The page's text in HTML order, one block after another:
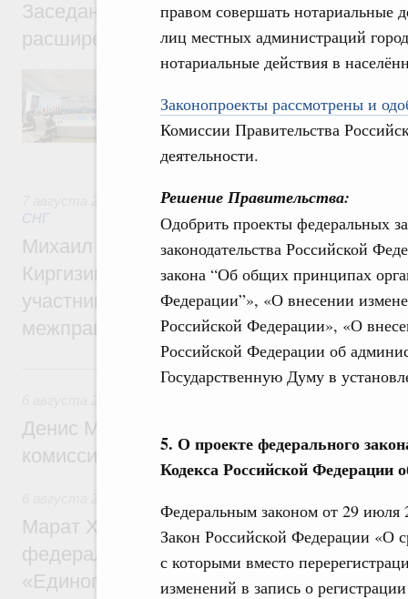
правом совершать нотариальные
лиц местных администраций
нотариальные действия в
Законопроекты рассмотрены и
Комиссии Правительства
деятельности.
Решение Правительства:
Одобрить проекты федеральных
законодательства Российской
закона “Об общих принципах
Федерации”», «О внесении
Российской Федерации», «О
Российской Федерации об
Государственную Думу в
5. О проекте федерального
Кодекса Российской Федерации
Федеральным законом от 29
Закон Российской Федерации «О
с которыми вместо
изменений в запись о
Заседание Евразийского
расширенном составе
В повестке заседания актуальные
регулирования и администрирования,
обеспечение продовольственной
железнодорожных перевозок,
рынка.
Евразийский экономический союз.
СНГ
Михаил Мишустин принял участие во
Киргизии Садыра Жапарова с главами
участников заседания Евразийского
межправительственного совета
6 августа, четверг
Денис Мантуров провёл заседание
комиссии по промышленности
Марат Хуснуллин: Более 130
федерального значения построено под
«Единого заказчика»